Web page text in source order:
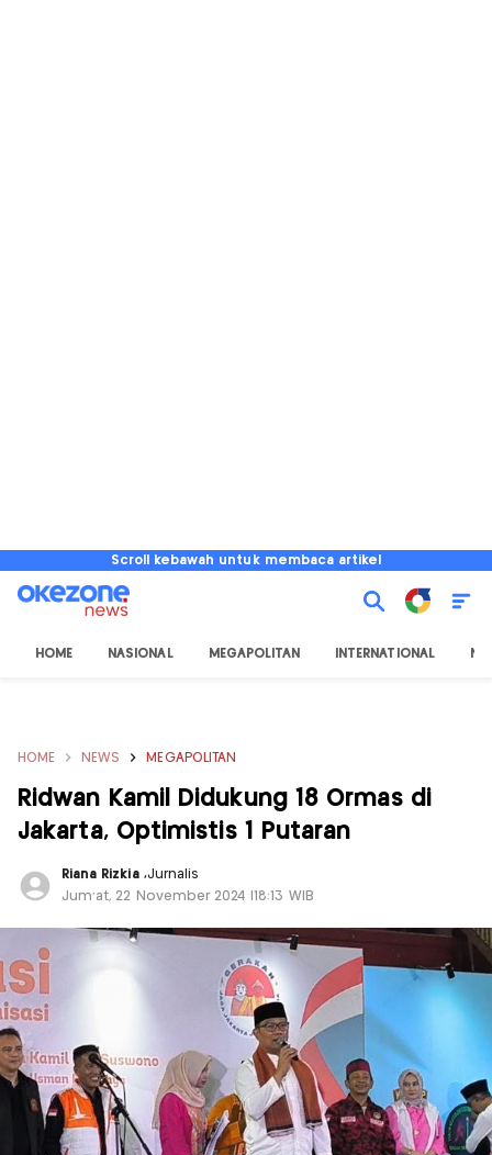
Scroll kebawah untuk membaca artikel
HOME NASIONAL MEGAPOLITAN INTERNATIONAL
HOME NEWS MEGAPOLITAN
Ridwan Kamil Didukung 18 Ormas di
Jakarta, Optimistis 1 Putaran
Riana Rizkia ,Jurnalis
Jum'at, 22 November 2024 |18:13 WIB